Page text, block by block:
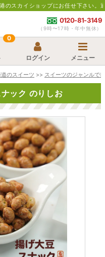
通販・お取寄せでお土産の買い忘
0120-81-3149
（9時〜17時・年中無休）
0
ログイン メニュー
のスイーツ >> スイーツのジャンルで
ック のりしお